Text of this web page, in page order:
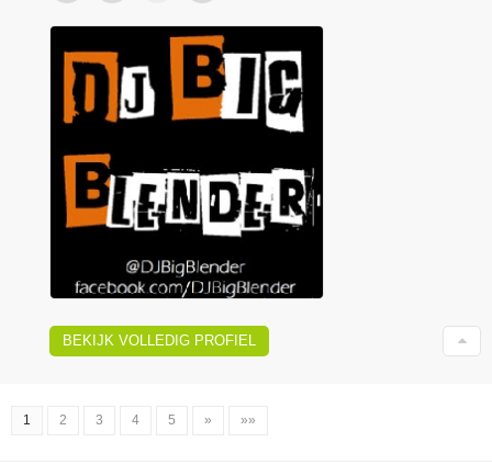
BEKIJK VOLLEDIG PROFIEL
1 2 3 4 5 » »»